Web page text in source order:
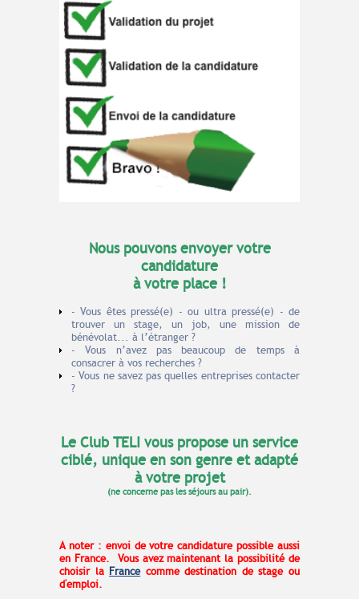
Nous pouvons envoyer votre
candidature
à votre place !
- Vous êtes pressé(e) - ou ultra pressé(e) - de
trouver un stage, un job, une mission de
bénévolat... à l’étranger ?
- Vous n’avez pas beaucoup de temps à
consacrer à vos recherches ?
- Vous ne savez pas quelles entreprises contacter
?
Le Club TELI vous propose un service
ciblé, unique en son genre et adapté
à votre projet
(ne concerne pas les séjours au pair).
A noter : envoi de votre candidature possible aussi
en France. Vous avez maintenant lapossibilité de
choisir la Francecomme destination de stage ou
d'emploi.